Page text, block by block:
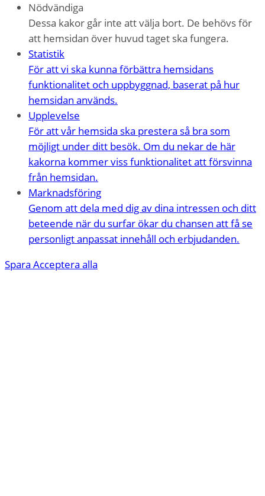
Nödvändiga
Dessa kakor går inte att välja bort. De behövs för
att hemsidan över huvud taget ska fungera.
Statistik
För att vi ska kunna förbättra hemsidans
funktionalitet och uppbyggnad, baserat på hur
hemsidan används.
Upplevelse
För att vår hemsida ska prestera så bra som
möjligt under ditt besök. Om du nekar de här
kakorna kommer viss funktionalitet att försvinna
från hemsidan.
Marknadsföring
Genom att dela med dig av dina intressen och ditt
beteende när du surfar ökar du chansen att få se
personligt anpassat innehåll och erbjudanden.
Spara Acceptera alla